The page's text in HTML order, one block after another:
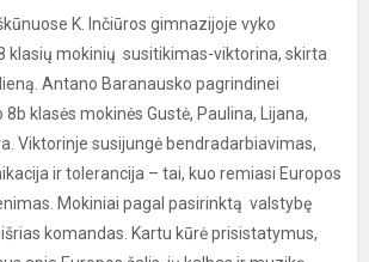
K. Inčiūros gimnazijoje vyko
klasių mokinių susitikimas-viktorina, skirta
Antano Baranausko pagrindinei
klasės mokinės Gustė, Paulina, Lijana,
Viktorinje susijungė bendradarbiavimas,
ir tolerancija – tai, kuo remiasi Europos
Mokiniai pagal pasirinktą valstybę
komandas. Kartu kūrė prisistatymus,